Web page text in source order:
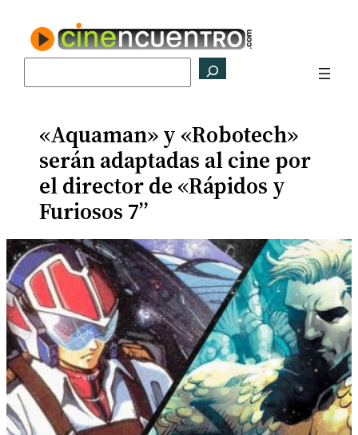
contenido
«Aquaman» y «Robotech»
serán adaptadas al cine por
el director de «Rápidos y
Furiosos 7”